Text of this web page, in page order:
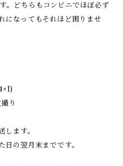
。どちらもコンビニでほぼ必ず
になってもそれほど困りませ
り
します。
の翌月末までです。